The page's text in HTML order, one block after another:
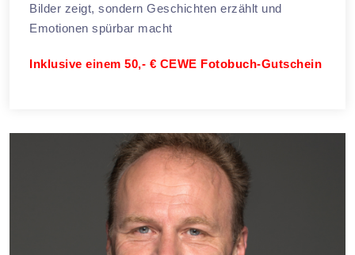
Bilder zeigt, sondern Geschichten erzählt und
Emotionen spürbar macht
Inklusive einem 50,- € CEWE Fotobuch-Gutschein